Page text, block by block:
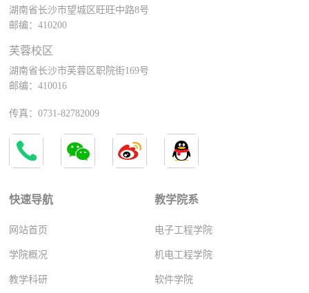
湖南省长沙市望城区旺旺中路8号
邮编：410200
芙蓉校区
湖南省长沙市芙蓉区职院街169号
邮编：410016
传真：0731-82782009
快速导航
网站首页
学院概况
教学科研
教学院系
电子工程学院
机电工程学院
软件学院